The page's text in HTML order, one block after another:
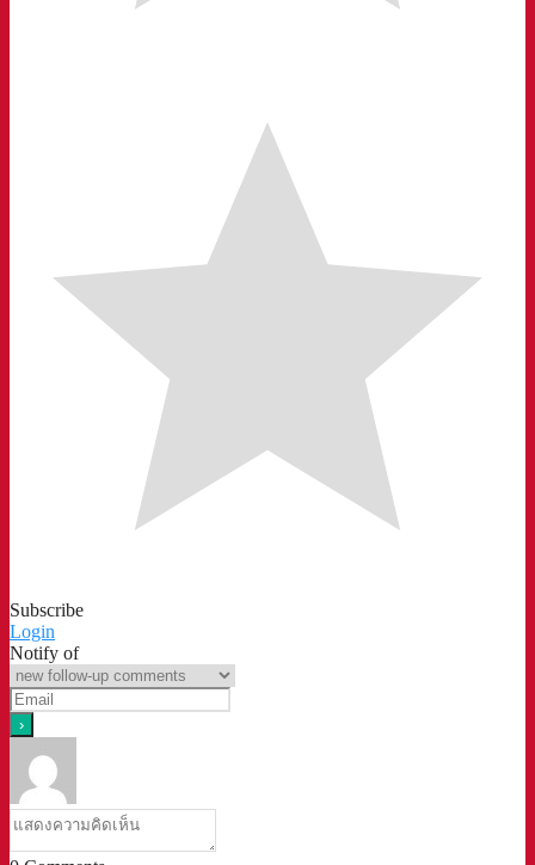
Subscribe
Login
Notify of